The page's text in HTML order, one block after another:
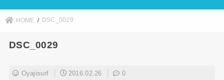
HOME DSC_0029
DSC_0029
Oyajisurf 2016.02.26 0